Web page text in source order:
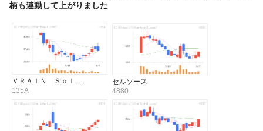
柄も連動して上がりました
ＶＲＡＩＮ Ｓｏｌ…
135A
セルソース
4880